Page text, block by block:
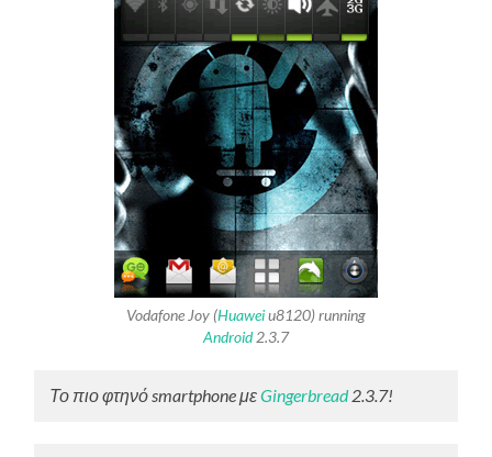
Vodafone Joy (Huaweiu8120) running
Android2.3.7
Το πιο φτηνό smartphone μεGingerbread2.3.7!